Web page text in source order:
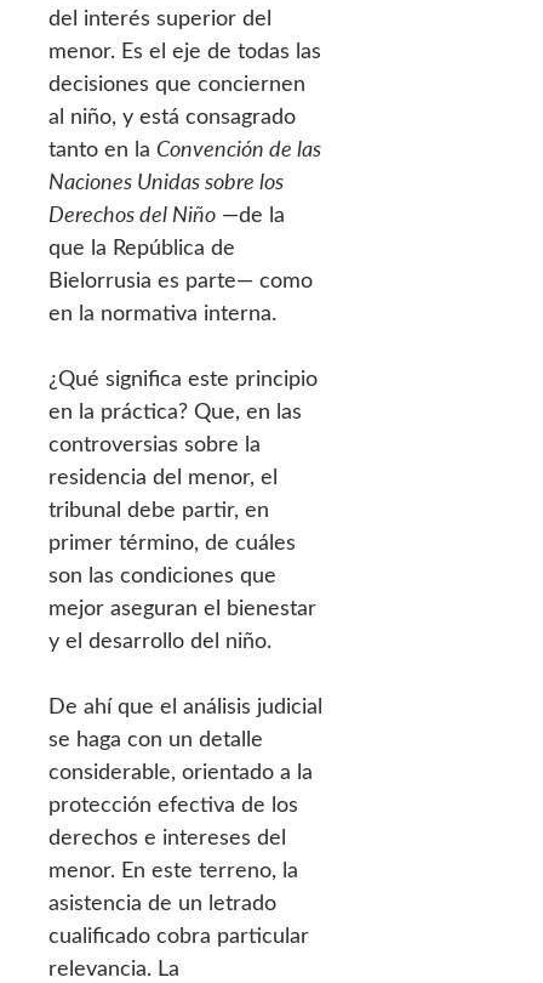
del interés superior del
menor. Es el eje de todas las
decisiones que conciernen
al niño, y está consagrado
tanto en la Convención de las
Naciones Unidas sobre los
Derechos del Niño —de la
que la República de
Bielorrusia es parte— como
en la normativa interna.
¿Qué significa este principio
en la práctica? Que, en las
controversias sobre la
residencia del menor, el
tribunal debe partir, en
primer término, de cuáles
son las condiciones que
mejor aseguran el bienestar
y el desarrollo del niño.
De ahí que el análisis judicial
se haga con un detalle
considerable, orientado a la
protección efectiva de los
derechos e intereses del
menor. En este terreno, la
asistencia de un letrado
cualificado cobra particular
relevancia. La